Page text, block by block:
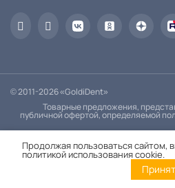
Корзина
© 2011-2026 «GoldiDent»
Товарные предложения,
публичной офертой, определяемой
Продолжая пользоваться сайтом,
политикой использования cookie.